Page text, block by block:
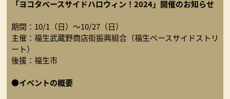
「ヨコタベースサイドハロウィン！2024」開催のお知らせ
期間：10/1（日）～10/27（日）
主催：福生武蔵野商店街振興組合（福生ベースサイドストリ
ート）
後援：福生市
●イベントの概要